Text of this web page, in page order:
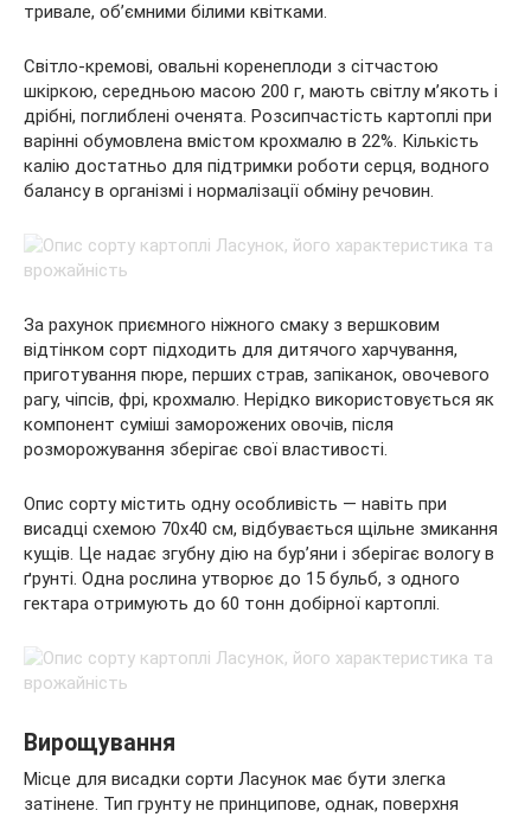
тривале, об’ємними білими квітками.
Світло-кремові, овальні коренеплоди з сітчастою
шкіркою, середньою масою 200 г, мають світлу м’якоть і
дрібні, поглиблені оченята. Розсипчастість картоплі при
варінні обумовлена вмістом крохмалю в 22%. Кількість
калію достатньо для підтримки роботи серця, водного
балансу в організмі і нормалізації обміну речовин.
За рахунок приємного ніжного смаку з вершковим
відтінком сорт підходить для дитячого харчування,
приготування пюре, перших страв, запіканок, овочевого
рагу, чіпсів, фрі, крохмалю. Нерідко використовується як
компонент суміші заморожених овочів, після
розморожування зберігає свої властивості.
Опис сорту містить одну особливість — навіть при
висадці схемою 70х40 см, відбувається щільне змикання
кущів. Це надає згубну дію на бур’яни і зберігає вологу в
ґрунті. Одна рослина утворює до 15 бульб, з одного
гектара отримують до 60 тонн добірної картоплі.
Вирощування
Місце для висадки сорти Ласунок має бути злегка
затінене. Тип грунту не принципове, однак, поверхня